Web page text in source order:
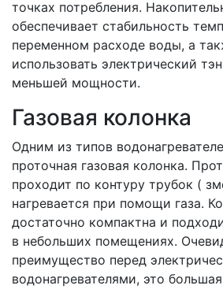
точках потребления.
обеспечивает стабильность
переменном расходе воды, а
использовать электрический
меньшей мощности.
Газовая колонка
Одним из типов
проточная газовая колонка.
проходит по контуру трубок (
нагревается при помощи газа.
достаточно компактна и
в небольших помещениях.
преимущество перед
водонагревателями, это